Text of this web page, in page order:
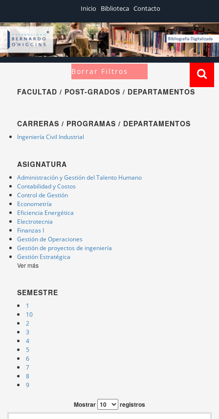
Inicio Biblioteca Contacto
Borrar Filtros
FACULTAD / POST-GRADOS / DEPARTAMENTOS
CARRERAS / PROGRAMAS / DEPARTAMENTOS
Ingeniería Civil Industrial
ASIGNATURA
Administración y Gestión del Talento Humano
Contabilidad y Costos
Control de Gestión
Econometría
Eficiencia Energética
Electrotecnia
Finanzas I
Gestión de Operaciones
Gestión de proyectos de ingeniería
Gestión Estratégica
Ver más
SEMESTRE
1
10
2
3
4
5
6
7
8
9
Mostrar registros